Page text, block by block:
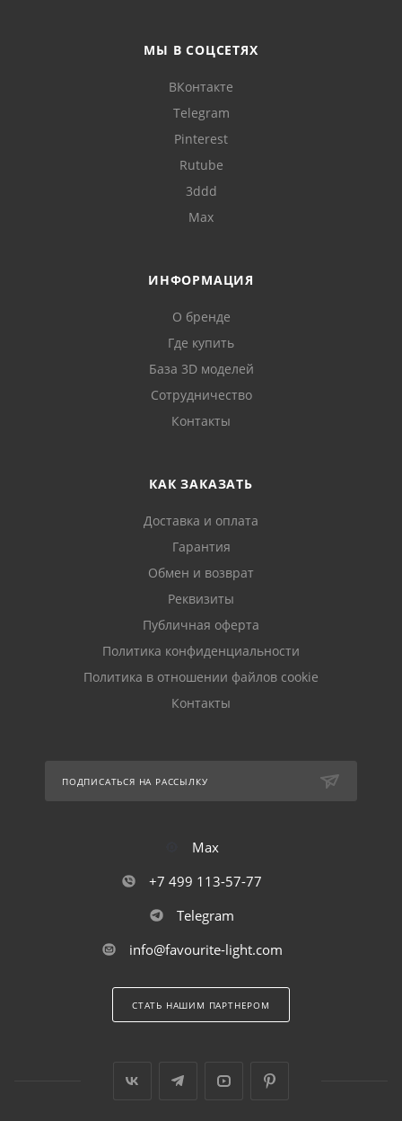
МЫ В СОЦСЕТЯХ
ВКонтакте
Telegram
Pinterest
Rutube
3ddd
Max
ИНФОРМАЦИЯ
О бренде
Где купить
База 3D моделей
Сотрудничество
Контакты
КАК ЗАКАЗАТЬ
Доставка и оплата
Гарантия
Обмен и возврат
Реквизиты
Публичная оферта
Политика конфиденциальности
Политика в отношении файлов cookie
Контакты
ПОДПИСАТЬСЯ НА РАССЫЛКУ
Max
+7 499 113-57-77
Telegram
info@favourite-light.com
СТАТЬ НАШИМ ПАРТНЕРОМ